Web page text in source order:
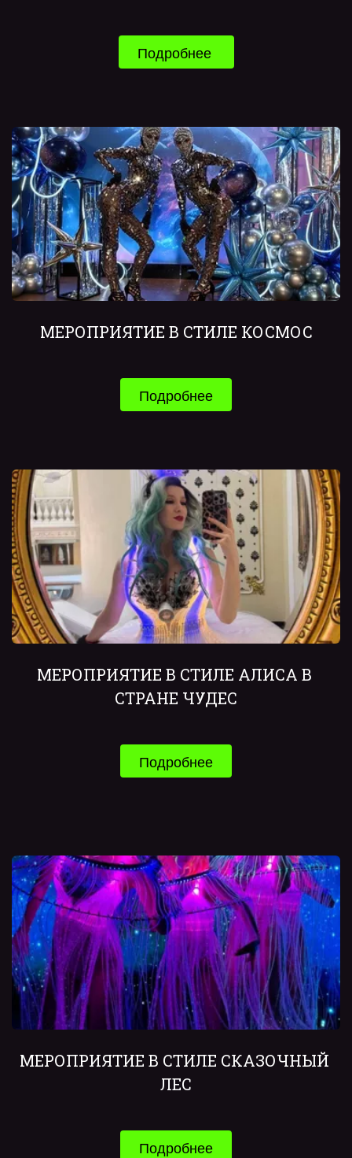
Подробнее
МЕРОПРИЯТИЕ В СТИЛЕ КОСМОС
Подробнее
МЕРОПРИЯТИЕ В СТИЛЕ АЛИСА В
СТРАНЕ ЧУДЕС
Подробнее
МЕРОПРИЯТИЕ В СТИЛЕ СКАЗОЧНЫЙ
ЛЕС
Подробнее